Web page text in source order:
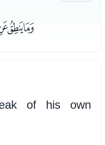
of his own